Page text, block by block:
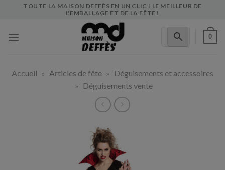
TOUTE LA MAISON DEFFÈS EN UN CLIC ! LE MEILLEUR DE
L'EMBALLAGE ET DE LA FÊTE !
0
Accueil » Articles de fête »
Déguisements et accessoires
»
Déguisements vente